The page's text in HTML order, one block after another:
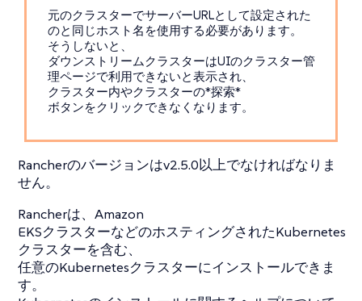
元のクラスターでサーバーURLとして設定された
のと同じホスト名を使用する必要があります。
そうしないと、
ダウンストリームクラスターはUIのクラスター管
理ページで利用できないと表示され、
クラスター内やクラスターの*探索*
ボタンをクリックできなくなります。
Rancherのバージョンはv2.5.0以上でなければなりま
せん。
Rancherは、Amazon
EKSクラスターなどのホスティングされたKubernetes
クラスターを含む、
任意のKubernetesクラスターにインストールできま
す。